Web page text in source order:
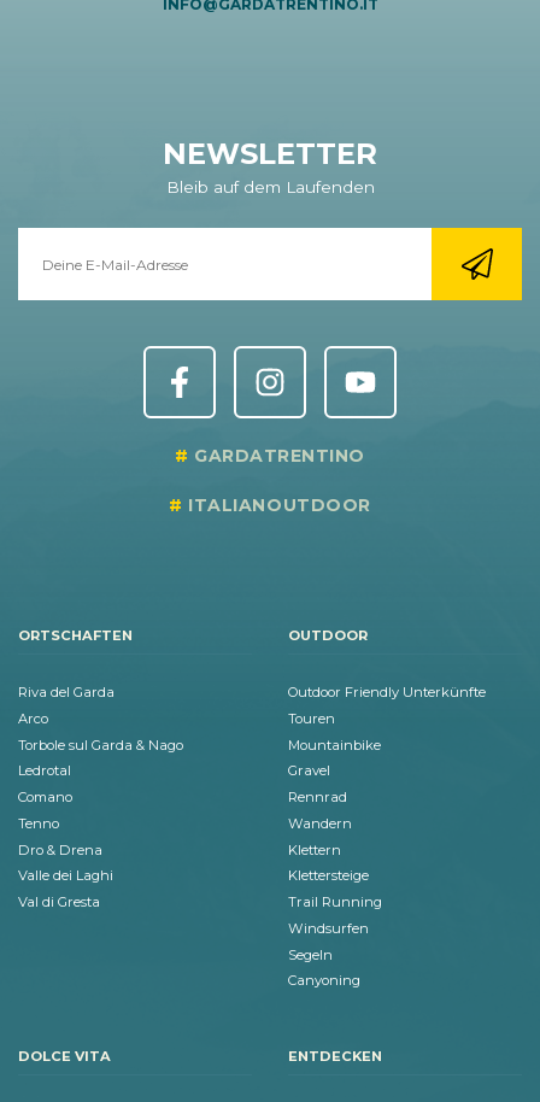
INFO@GARDATRENTINO.IT
NEWSLETTER
Bleib auf dem Laufenden
GARDATRENTINO
ITALIANOUTDOOR
ORTSCHAFTEN
Riva del Garda
Arco
Torbole sul Garda & Nago
Ledrotal
Comano
Tenno
Dro & Drena
Valle dei Laghi
Val di Gresta
OUTDOOR
Outdoor Friendly Unterkünfte
Touren
Mountainbike
Gravel
Rennrad
Wandern
Klettern
Klettersteige
Trail Running
Windsurfen
Segeln
Canyoning
DOLCE VITA ENTDECKEN